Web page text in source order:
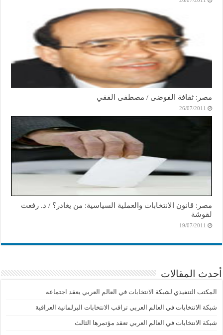
مصر: ثقافة الفوضى / مصطفى الفقي
26/07/2011
مصر: قانون الانتخابات والعملية السياسية: من يغادر؟ / د. رفعت
لقوشة
19/07/2011
أحدث المقالات
المكتب التنفيذي لشبكة الانتخابات في العالم العربي يعقد اجتماعه
شبكة الانتخابات في العالم العربي تراقب الانتخابات البرلمانية العراقية
شبكة الانتخابات في العالم العربي تعقد مؤتمرها الثالث